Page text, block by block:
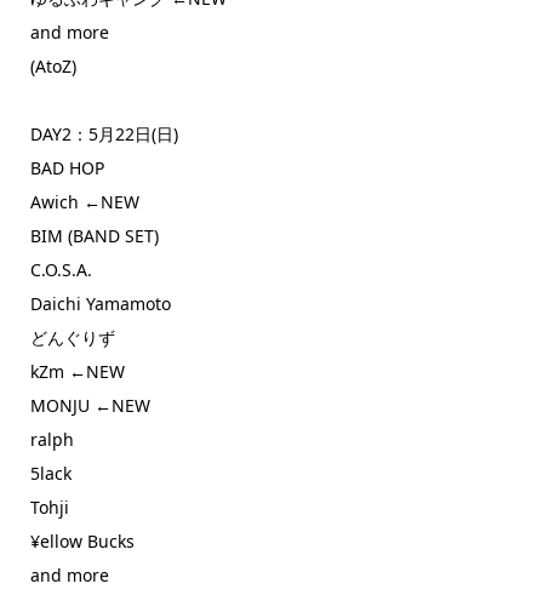
and more
(AtoZ)
DAY2：5月22日(日)
BAD HOP
Awich ←NEW
BIM (BAND SET)
C.O.S.A.
Daichi Yamamoto
どんぐりず
kZm ←NEW
MONJU ←NEW
ralph
5lack
Tohji
¥ellow Bucks
and more